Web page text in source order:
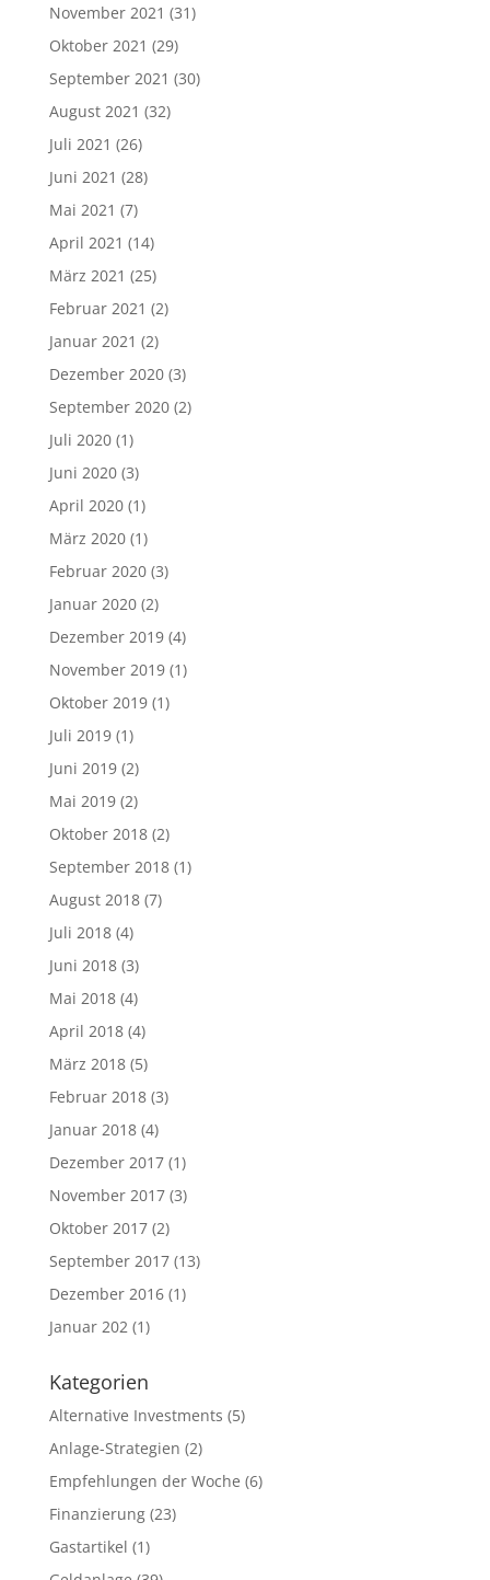
November 2021 (31)
Oktober 2021 (29)
September 2021 (30)
August 2021 (32)
Juli 2021 (26)
Juni 2021 (28)
Mai 2021 (7)
April 2021 (14)
März 2021 (25)
Februar 2021 (2)
Januar 2021 (2)
Dezember 2020(3)
September 2020(2)
Juli 2020(1)
Juni 2020(3)
April 2020(1)
März 2020(1)
Februar 2020(3)
Januar 2020(2)
Dezember 2019(4)
November 2019(1)
Oktober 2019(1)
Juli 2019(1)
Juni 2019(2)
Mai 2019(2)
Oktober 2018(2)
September 2018(1)
August 2018(7)
Juli 2018(4)
Juni 2018(3)
Mai 2018(4)
April 2018(4)
März 2018(5)
Februar 2018(3)
Januar 2018(4)
Dezember 2017(1)
November 2017(3)
Oktober 2017(2)
September 2017(13)
Dezember 2016(1)
Januar 202(1)
Kategorien
Alternative Investments (5)
Anlage-Strategien (2)
Empfehlungen der Woche (6)
Finanzierung(23)
Gastartikel (1)